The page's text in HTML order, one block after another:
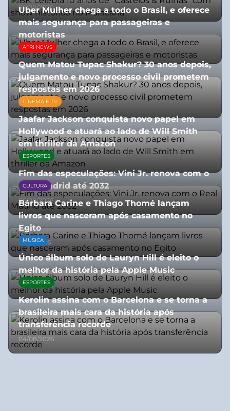
06/08/2026
Uber Mulher chega a todo o Brasil, e oferece
mais segurança para passageiras e
motoristas
10/07/2026
AFRI NEWS
Quem Matou Tupac Shakur? 30 anos depois,
julgamento e novo processo civil prometem
respostas em 2026
05/08/2026
CINEMA E TV
Jaafar Jackson conquista novo papel em
Hollywood e atuará ao lado de Will Smith
em thriller da Amazon
06/08/2026
ESPORTES
Fim das especulações: Vini Jr. renova com o
Real Madrid até 2032
06/08/2026
CULTURA
Bárbara Carine e Thiago Thomé lançam
livros que nasceram após casamento no
Egito
10/07/2026
MÚSICA
Único álbum solo de Lauryn Hill é eleito o
melhor da história pela Apple Music
06/08/2026
ESPORTES
Kerolin assina com o Barcelona e se torna a
brasileira mais cara da história após
transferência recorde
04/08/2026